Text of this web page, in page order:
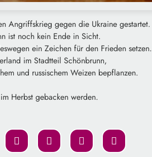
Angriffskrieg gegen die Ukraine gestartet.
ist noch kein Ende in Sicht.
ein Zeichen für den Frieden setzen.
im Stadtteil Schönbrunn,
und russischem Weizen bepflanzen.
Herbst gebacken werden.